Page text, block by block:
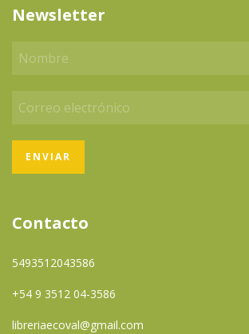
Newsletter
Contacto
5493512043586
+54 9 3512 04-3586
libreriaecoval@gmail.com